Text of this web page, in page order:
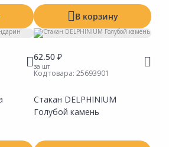
В корзину
62.50 ₽
за шт
Код товара: 25693901
Стакан DELPHINIUM
Голубой камень